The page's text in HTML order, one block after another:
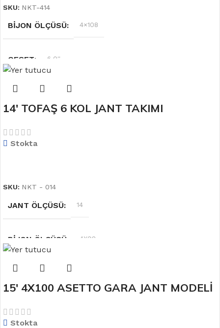
SKU: NKT-414
BIJON ÖLÇÜSÜ 4×108
OFSET 6.0''
RENK Siyah
JANT ÖLÇÜSÜ
14′ TOFAŞ 6 KOL JANT TAKIMI
Stokta
SKU: NKT - 014
JANT ÖLÇÜSÜ 14
BIJON ÖLÇÜSÜ 4X98
OFSET
RENK
15′ 4X100 ASETTO GARA JANT MODELİ
Stokta